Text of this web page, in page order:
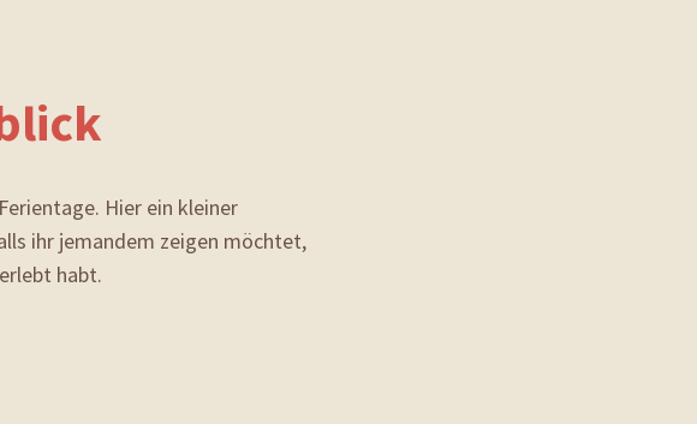
Hier ein kleiner
ihr jemandem zeigen möchtet,
habt.